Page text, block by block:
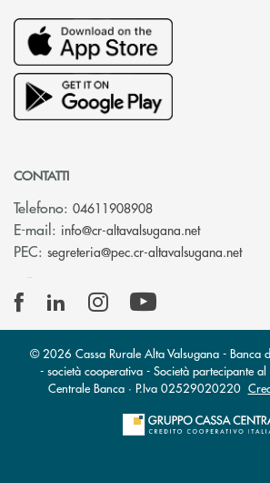
CONTATTI
Telefono: 04611908908
E-mail: info@cr-altavalsugana.net(si apre
PEC: segreteria@pec.cr-altavalsugana.net(si
© 2026 Cassa Rurale Alta Valsugana - Banca
- società cooperativa - Società partecipante
Centrale Banca · P.Iva 02529020220